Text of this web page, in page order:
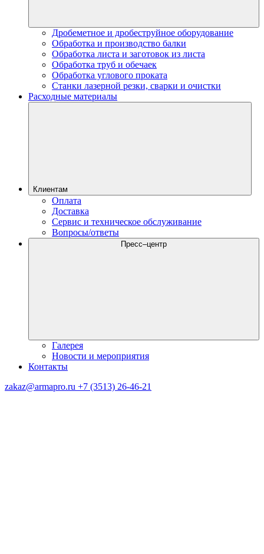
Дробеметное и дробеструйное оборудование
Обработка и производство балки
Обработка листа и заготовок из листа
Обработка труб и обечаек
Обработка углового проката
Станки лазерной резки, сварки и очистки
Расходные материалы
Клиентам
Оплата
Доставка
Сервис и техническое обслуживание
Вопросы/ответы
Пресс–центр
Галерея
Новости и мероприятия
Контакты
zakaz@armapro.ru +7 (3513) 26-46-21